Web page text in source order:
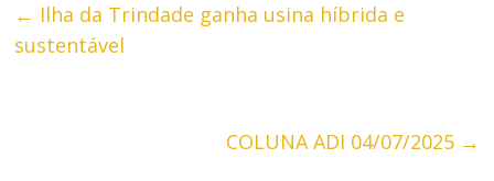
← Ilha da Trindade ganha usina híbrida e
sustentável
COLUNA ADI 04/07/2025 →